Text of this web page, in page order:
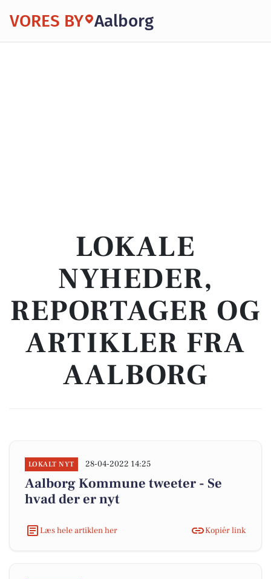
VORES BY Aalborg
LOKALE
NYHEDER,
REPORTAGER OG
ARTIKLER FRA
AALBORG
LOKALT NYT 28-04-2022 14:25
Aalborg Kommune tweeter - Se
hvad der er nyt
Læs hele artiklen her Kopiér link